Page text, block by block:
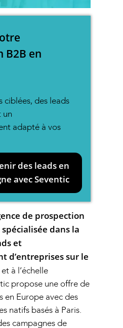
B2B en
ciblées, des leads
un
adapté à vos
des leads en
avec Seventic
de prospection
dans la
et
d’entreprises sur le
et à l’échelle
propose une offre de
en Europe avec des
natifs basés à Paris.
campagnes de